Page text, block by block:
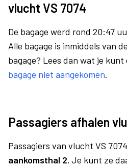
vlucht VS 7074
De bagage werd rond 20:47
Alle bagage is inmiddels van
bagage? Lees dan wat je kunt
bagage niet aangekomen.
Passagiers afhalen
Passagiers van vlucht VS
aankomsthal 2. Je kunt ze